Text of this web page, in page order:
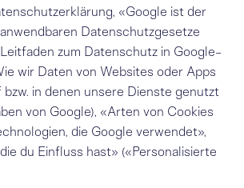
, «Google ist der
Datenschutzgesetze
zum Datenschutz in Google-
wir Daten von Websites oder Apps
bzw. in denen unsere Dienste genutzt
von Google), «Arten von Cookies
die Google verwendet»,
du Einfluss hast» («Personalisierte